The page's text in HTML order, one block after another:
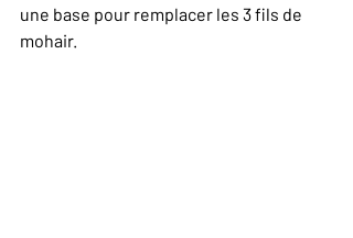
une base pour remplacer les 3 fils de
mohair.